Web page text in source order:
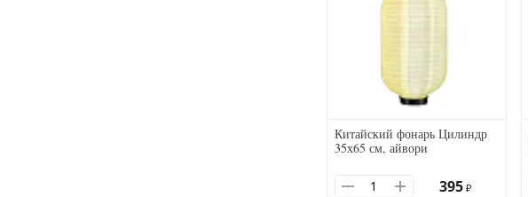
Китайский фонарь Цилиндр
35х65 см, айвори
395 ₽